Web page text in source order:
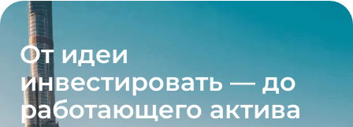
От идеи
инвестировать — до
работающего актива